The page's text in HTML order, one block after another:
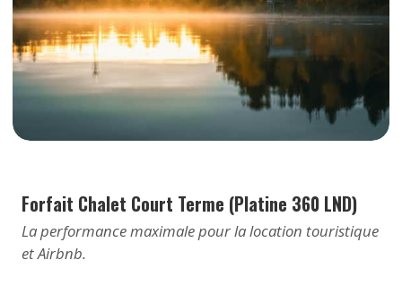
Forfait Chalet Court Terme (Platine 360 LND)
La performance maximale pour la location touristique
et Airbnb.